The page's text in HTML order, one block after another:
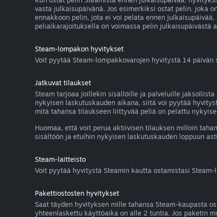
vasta julkaisupäivänä. Jos esimerkiksi ostat pelin, joka
ennakkoon pelin, jota ei voi pelata ennen
peliaikarajoituksella on voimassa pelin julkaisupäivästä
Steam-lompakon hyvitykset
Voit pyytää Steam-lompakkovarojen hyvitystä 14
Jatkuvat tilaukset
Steam tarjoaa joillekin sisällöille ja palveluille
nykyisen laskutuskauden aikana, siitä voi pyytää
mitä tahansa tilaukseen liittyvää peliä on pelattu
Huomaa, että voit perua aktiivisen tilauksen milloin
sisältöön ja etuihin nykyisen laskutuskauden loppuun
Steam-laitteisto
Voit pyytää hyvitystä Steamin kautta ostamistasi
Pakettiostosten hyvitykset
Saat täyden hyvityksen mille tahansa Steam-kaupasta
yhteenlaskettu käyttöaika on alle 2 tuntia. Jos paketin